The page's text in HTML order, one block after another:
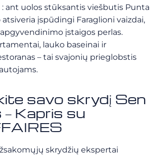
: ant uolos stūksantis viešbutis Punta
atsiveria įspūdingi Faraglioni vaizdai,
įstaigos perlas.
lauko baseinai ir
– tai svajonių prieglobstis
savo skrydį Sen
Kapris su
skrydžių ekspertai